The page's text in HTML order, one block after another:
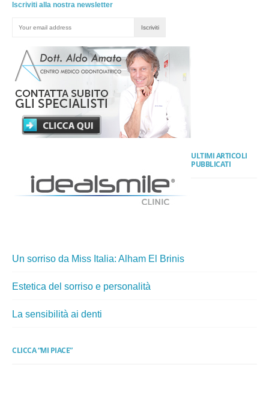
Iscriviti alla nostra newsletter
ULTIMI ARTICOLI
PUBBLICATI
Un sorriso da Miss Italia: Alham El Brinis
Estetica del sorriso e personalità
La sensibilità ai denti
CLICCA “MI PIACE”